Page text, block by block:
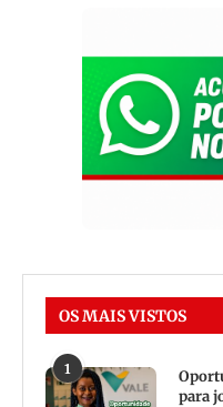
OS MAIS VISTOS
1
para